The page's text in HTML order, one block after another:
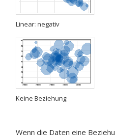
Linear: negativ
Keine Beziehung
Wenn die Daten eine